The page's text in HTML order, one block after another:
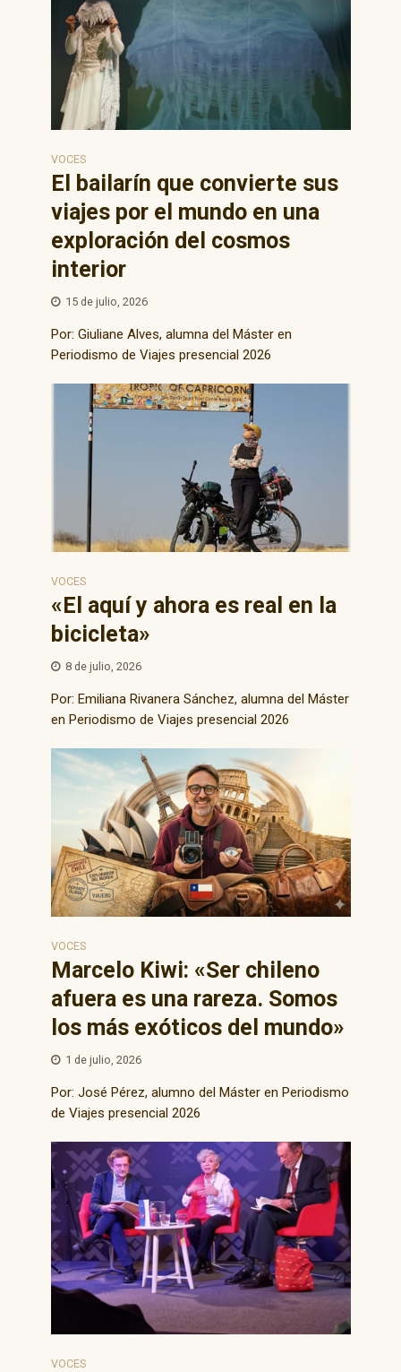
VOCES
El bailarín que convierte sus
viajes por el mundo en una
exploración del cosmos
interior
15 de julio, 2026
Por: Giuliane Alves, alumna del Máster en
Periodismo de Viajes presencial 2026
VOCES
«El aquí y ahora es real en la
bicicleta»
8 de julio, 2026
Por: Emiliana Rivanera Sánchez, alumna del Máster
en Periodismo de Viajes presencial 2026
VOCES
Marcelo Kiwi: «Ser chileno
afuera es una rareza. Somos
los más exóticos del mundo»
1 de julio, 2026
Por: José Pérez, alumno del Máster en Periodismo
de Viajes presencial 2026
VOCES